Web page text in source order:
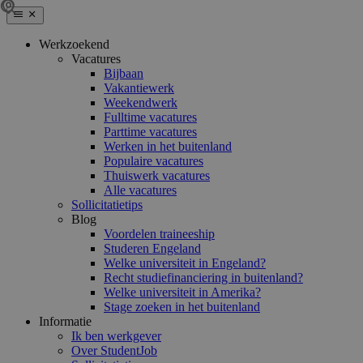
Werkzoekend
Vacatures
Bijbaan
Vakantiewerk
Weekendwerk
Fulltime vacatures
Parttime vacatures
Werken in het buitenland
Populaire vacatures
Thuiswerk vacatures
Alle vacatures
Sollicitatietips
Blog
Voordelen traineeship
Studeren Engeland
Welke universiteit in Engeland?
Recht studiefinanciering in buitenland?
Welke universiteit in Amerika?
Stage zoeken in het buitenland
Informatie
Ik ben werkgever
Over StudentJob